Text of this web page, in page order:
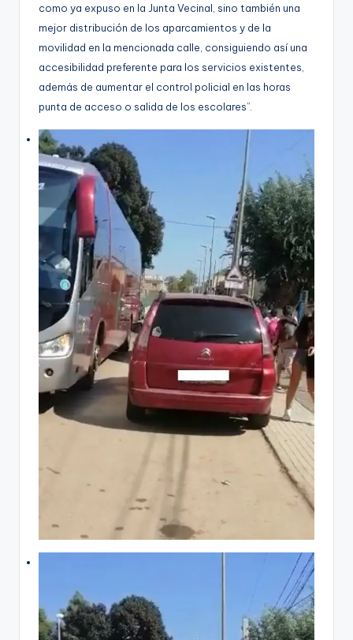
como ya expuso en la Junta Vecinal, sino también una
mejor distribución de los aparcamientos y de la
movilidad en la mencionada calle, consiguiendo así una
accesibilidad preferente para los servicios existentes,
además de aumentar el control policial en las horas
punta de acceso o salida de los escolares”.